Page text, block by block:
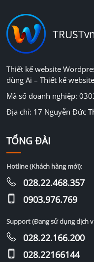
Thiết kế website
dùng Ai – Thiết kế
Mã số doanh nghiệp:
Địa chỉ: 17 Nguyễn Đức
TỔNG ĐÀI
Hotline (Khách hàng mới):
028.22.468.357
0903.976.769
Support (Đang sử dụng dịch
028.22.166.200
028.22166144